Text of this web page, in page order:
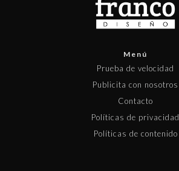
Menú
Prueba de velocidad
Publicita con nosotros
Contacto
Políticas de privacidad
Políticas de contenido